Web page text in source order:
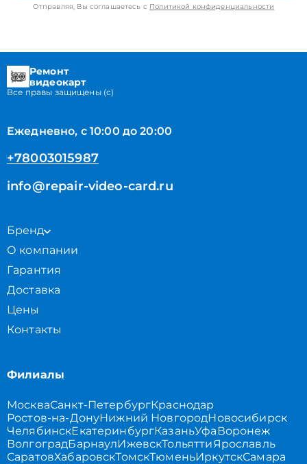
Отправляя, Вы соглашаетесь с Политикой конфиденциальности
Ремонт
видеокарт
Все правы защищены (с)
Ежедневно, с 10:00 до 20:00
+78003015987
info@repair-video-card.ru
Бренд
О компании
Гарантия
Доставка
Цены
Контакты
Филиалы
МоскваСанкт-ПетербургКраснодар
Ростов-на-ДонуНижний НовгородНовосибирск
ЧелябинскЕкатеринбургКазаньУфаВоронеж
ВолгоградБарнаулИжевскТольяттиЯрославль
СаратовХабаровскТомскТюменьИркутскСамара